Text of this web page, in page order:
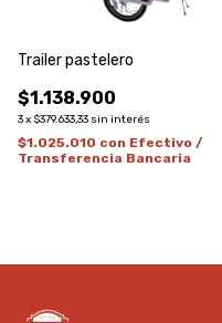
Trailer pastelero
$1.138.900
3x $379.633,33 sin interés
$1.025.010 con Efectivo /
Transferencia Bancaria